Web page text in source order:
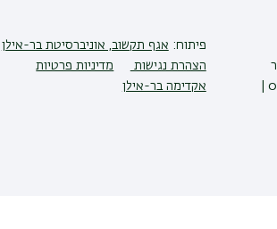
פיתוח: אגף תקשוב, אוניברסיטת בר-אילן
הצהרת נגישות
מדיניות פרטיות
אקדימה בר-אילן